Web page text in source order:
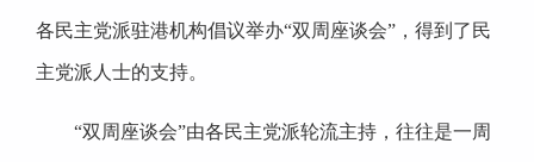
各民主党派驻港机构倡议举办“双周座谈会”，得到了民
主党派人士的支持。
“双周座谈会”由各民主党派轮流主持，往往是一周